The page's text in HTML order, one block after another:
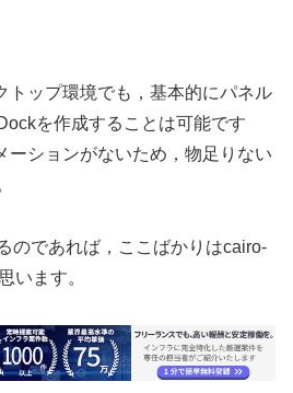
トップ環境でも，基本的にパネル
を作成することは可能です
ーションがないため，物足りない
のであれば，ここばかりはcairo-
います。